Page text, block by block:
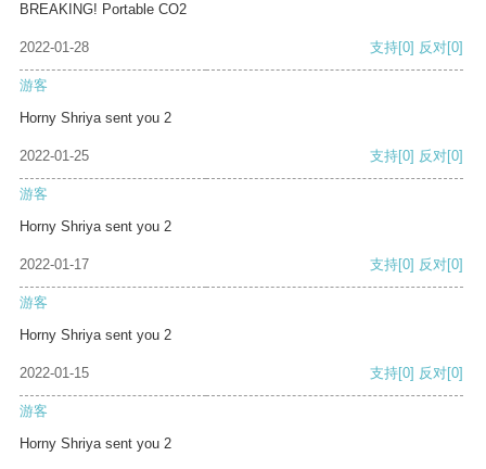
BREAKING! Portable CO2
2022-01-28 支持[0] 反对[0]
游客
Horny Shriya sent you 2
2022-01-25 支持[0] 反对[0]
游客
Horny Shriya sent you 2
2022-01-17 支持[0] 反对[0]
游客
Horny Shriya sent you 2
2022-01-15 支持[0] 反对[0]
游客
Horny Shriya sent you 2